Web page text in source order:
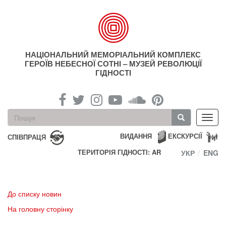
НАЦІОНАЛЬНИЙ МЕМОРІАЛЬНИЙ КОМПЛЕКС
ГЕРОЇВ НЕБЕСНОЇ СОТНІ – МУЗЕЙ РЕВОЛЮЦІЇ
ГІДНОСТІ
Пошукова
форма
Пошук
СПІВПРАЦЯ ЕКСКУРСІЇ
ВИДАННЯ
ТЕРИТОРІЯ ГІДНОСТІ: AR
УКР ENG
До списку новин
На головну сторінку